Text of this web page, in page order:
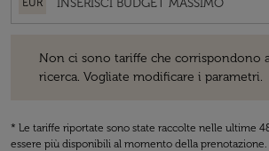
EUR
Non ci sono tariffe che corrispondono
ricerca. Vogliate modificare i parametri.
* Le tariffe riportate sono state raccolte nelle ultime
essere più disponibili al momento della